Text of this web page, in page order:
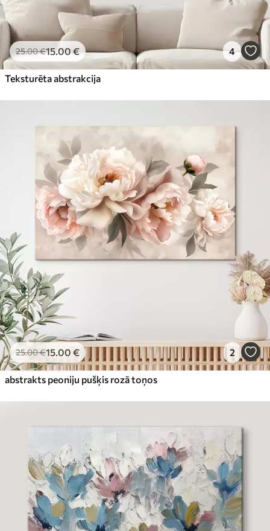
25.00€15.00€ 4
Teksturēta abstrakcija
25.00€15.00 € 2
abstrakts peoniju pušķis rozā toņos